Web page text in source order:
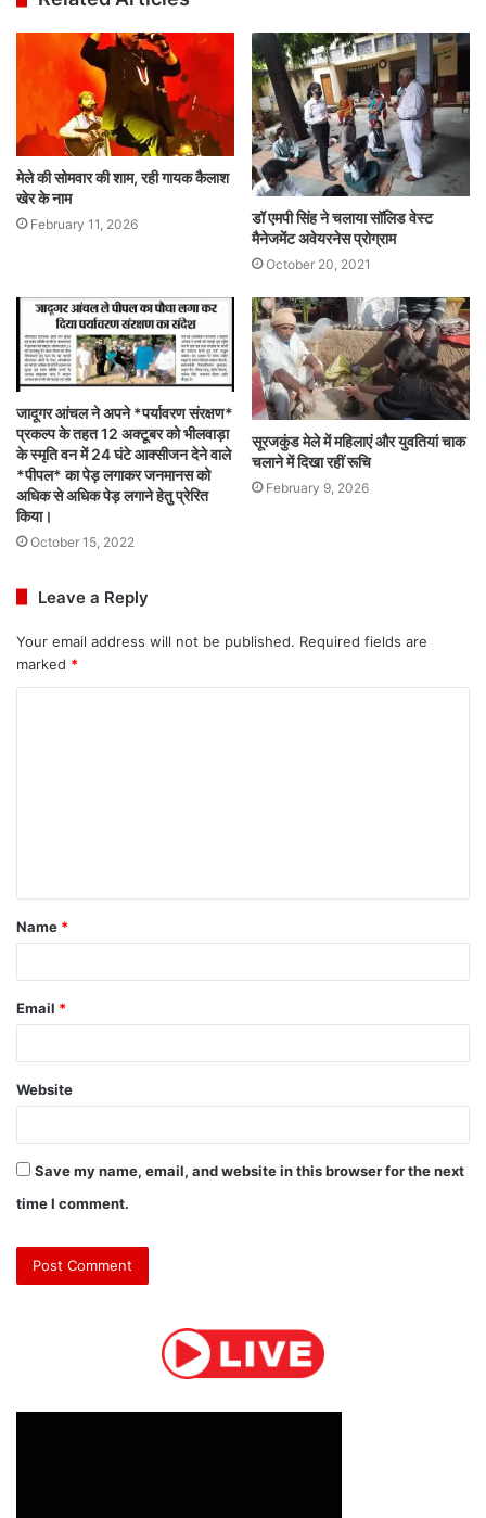
मेले की सोमवार की शाम, रही गायक कैलाश
खेर के नाम
February 11, 2026
डॉ एमपी सिंह ने चलाया सॉलिड वेस्ट
मैनेजमेंट अवेयरनेस प्रोग्राम
October 20, 2021
जादूगर आंचल ने अपने *पर्यावरण संरक्षण*
प्रकल्प के तहत 12 अक्टूबर को भीलवाड़ा
के स्मृति वन में 24 घंटे आक्सीजन देने वाले
*पीपल* का पेड़ लगाकर जनमानस को
अधिक से अधिक पेड़ लगाने हेतु प्रेरित
किया।
October 15, 2022
सूरजकुंड मेले में महिलाएं और युवतियां चाक
चलाने में दिखा रहीं रूचि
February 9, 2026
Leave a Reply
Your email address will not be published. Required fields are
marked *
t
*
Name *
Email *
Website
Save my name, email, and website in this browser for the next
time I comment.